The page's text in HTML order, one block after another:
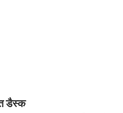
डैस्क